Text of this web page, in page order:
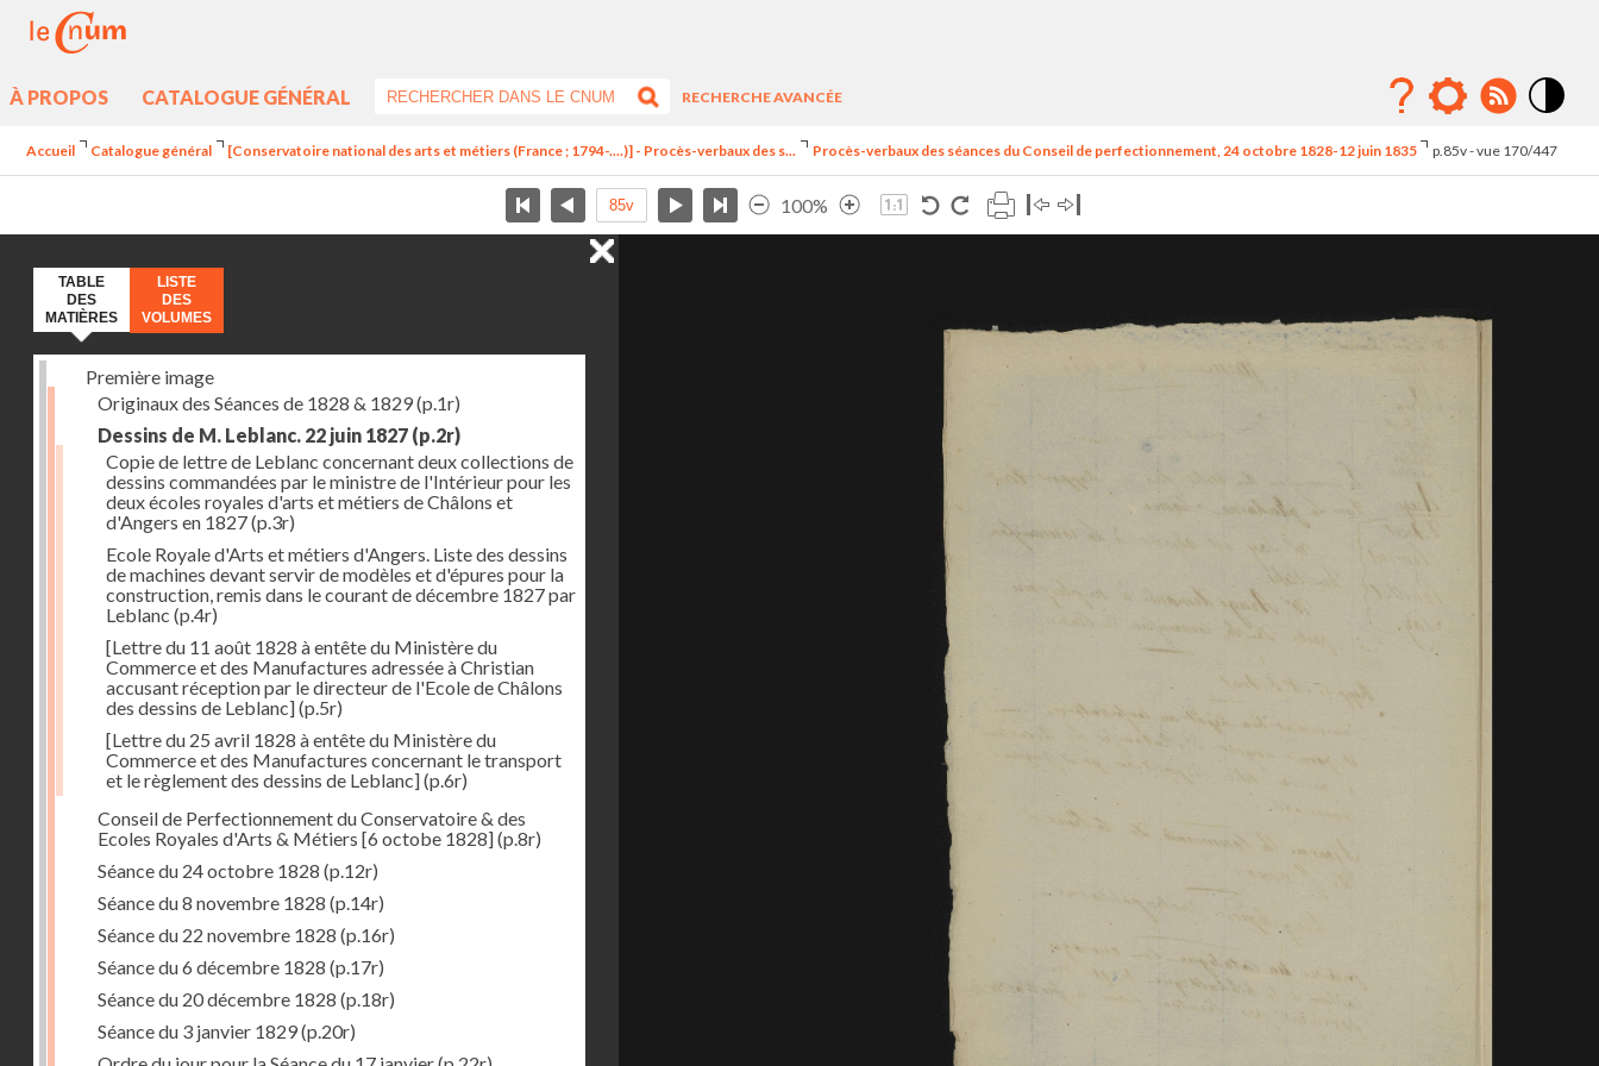
À PROPOS CATALOGUE GÉNÉRAL
RECHERCHE AVANCÉE
élévé
Accueil Catalogue général [Conservatoire national des arts et métiers (France ; 1794-....)] - Procès-verbaux des s... Procès-verbaux des séances du Conseil de perfectionnement, 24 octobre 1828-12 juin 1835 p.85v - vue 170/447
100%
TABLE
DES
MATIÈRES
LISTE
DES
VOLUMES
Première image
Originaux des Séances de 1828 & 1829(p.1r)
Dessins de M. Leblanc. 22 juin 1827 (p.2r)
Copie de lettre de Leblanc concernant deux collections de
dessins commandées par le ministre de l'Intérieur pour les
deux écoles royales d'arts et métiers de Châlons et
d'Angers en 1827(p.3r)
Ecole Royale d'Arts et métiers d'Angers. Liste des dessins
de machines devant servir de modèles et d'épures pour la
construction, remis dans le courant de décembre 1827 par
Leblanc (p.4r)
[Lettre du 11 août 1828 à entête du Ministère du
Commerce et des Manufactures adressée à Christian
accusant réception par le directeur de l'Ecole de Châlons
des dessins de Leblanc](p.5r)
[Lettre du 25 avril 1828 à entête du Ministère du
Commerce et des Manufactures concernant le transport
et le règlement des dessins de Leblanc](p.6r)
Conseil de Perfectionnement du Conservatoire & des
Ecoles Royales d'Arts & Métiers [6 octobe 1828](p.8r)
Séance du 24 octobre 1828 (p.12r)
Séance du 8 novembre 1828 (p.14r)
Séance du 22 novembre 1828 (p.16r)
Séance du 6 décembre 1828 (p.17r)
Séance du 20 décembre 1828 (p.18r)
Séance du 3 janvier 1829(p.20r)